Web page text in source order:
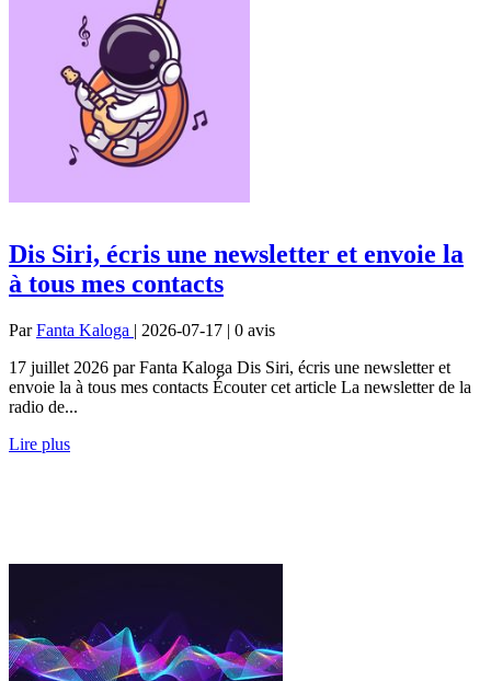
Dis Siri, écris une newsletter et envoie la
à tous mes contacts
ParFanta Kaloga | 2026-07-17 | 0 avis
17 juillet 2026 par Fanta Kaloga Dis Siri, écris une newsletter et
envoie la à tous mes contacts Écouter cet article La newsletter de la
radio de...
Lire plus